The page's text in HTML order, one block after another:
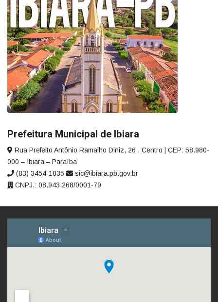
Prefeitura Municipal de Ibiara
Rua Prefeito Antônio Ramalho Diniz, 26 , Centro | CEP: 58.980-
000 – Ibiara – Paraíba
(83) 3454-1035
sic@ibiara.pb.gov.br
CNPJ.: 08.943.268/0001-79